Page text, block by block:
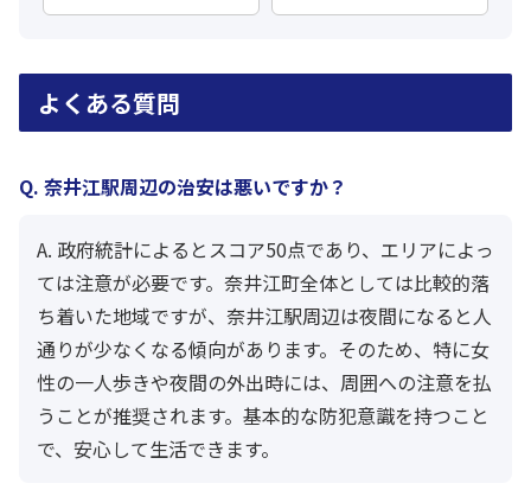
よくある質問
Q. 奈井江駅周辺の治安は悪いですか？
A. 政府統計によるとスコア50点であり、エリアによっ
ては注意が必要です。奈井江町全体としては比較的落
ち着いた地域ですが、奈井江駅周辺は夜間になると人
通りが少なくなる傾向があります。そのため、特に女
性の一人歩きや夜間の外出時には、周囲への注意を払
うことが推奨されます。基本的な防犯意識を持つこと
で、安心して生活できます。